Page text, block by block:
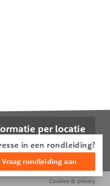
per locatie
Cookies & privacy
in een rondleiding?
Vraag rondleiding aan